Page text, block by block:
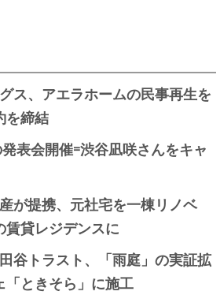
ス、アエラホームの民事再生を
を締結
表会開催=渋谷凪咲さんをキャ
が提携、元社宅を一棟リノベ
賃貸レジデンスに
谷トラスト、「雨庭」の実証拡
「ときそら」に施工